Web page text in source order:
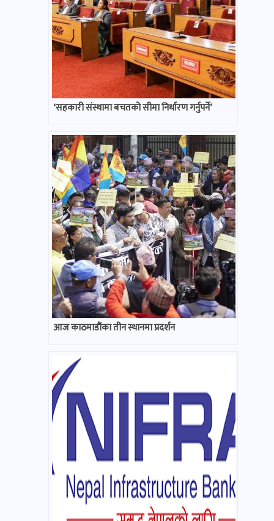
‘सहकारी संस्थामा बचतको सीमा निर्धारण गर्नुपर्ने’
आज काठमाडौंका तीन स्थानमा प्रदर्शन